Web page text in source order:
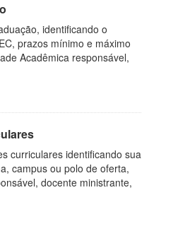
identificando o
prazos mínimo e máximo
Acadêmica responsável,
curriculares identificando sua
campus ou polo de oferta,
docente ministrante,